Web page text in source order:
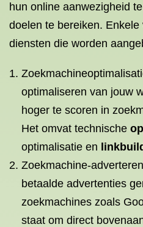
hun online aanwezigheid
doelen te bereiken.
diensten die worden
optimaliseren van jouw
hoger te scoren in
Het omvat technische
optimalisatie en
Zoekmachine-
betaalde advertenties
zoekmachines zoals
staat om direct